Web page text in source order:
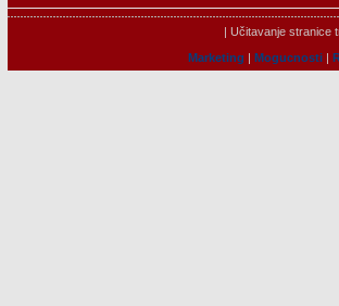
| Učitavanje stranice
Marketing | Mogucnosti|